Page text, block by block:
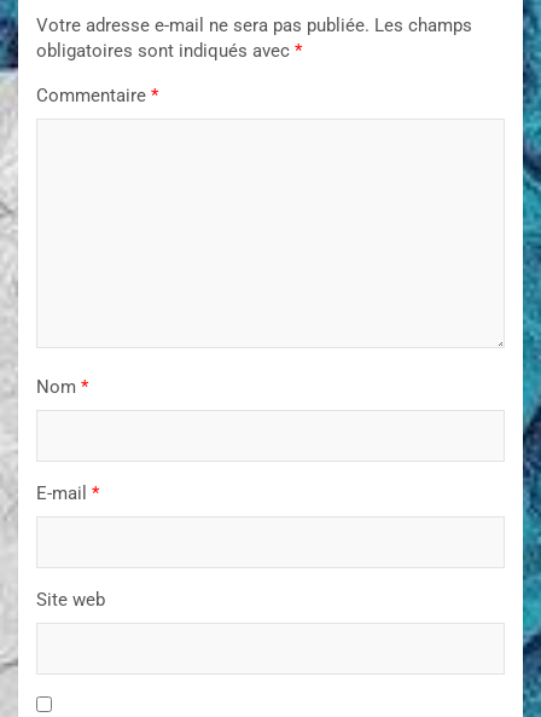
Votre adresse e-mail ne sera pas publiée. Les champs
obligatoires sont indiqués avec *
Commentaire *
Nom *
E-mail *
Site web